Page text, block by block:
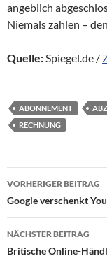
angeblich
Niemals zahlen –
Quelle:Spiegel.de /
ABONNEMENT
RECHNUNG
VORHERIGER BEITRAG
Google verschenkt
NÄCHSTER BEITRAG
Britische Online-